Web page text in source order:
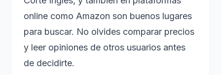
online como Amazon son buenos lugares
para buscar. No olvides comparar precios
y leer opiniones de otros usuarios antes
de decidirte.